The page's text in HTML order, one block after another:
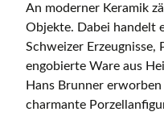
An moderner Keramik
Objekte. Dabei handelt
Schweizer Erzeugnisse,
engobierte Ware aus
Hans Brunner
charmante